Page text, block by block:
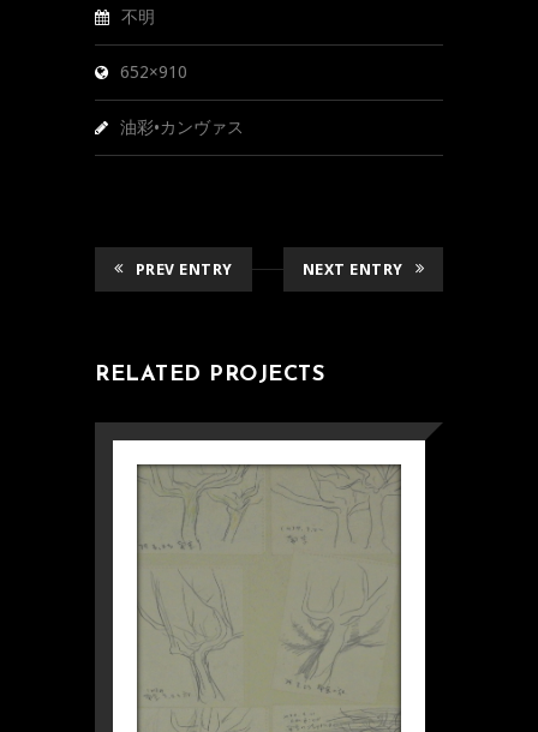
不明
652×910
油彩•カンヴァス
PREV ENTRY NEXT ENTRY
RELATED PROJECTS